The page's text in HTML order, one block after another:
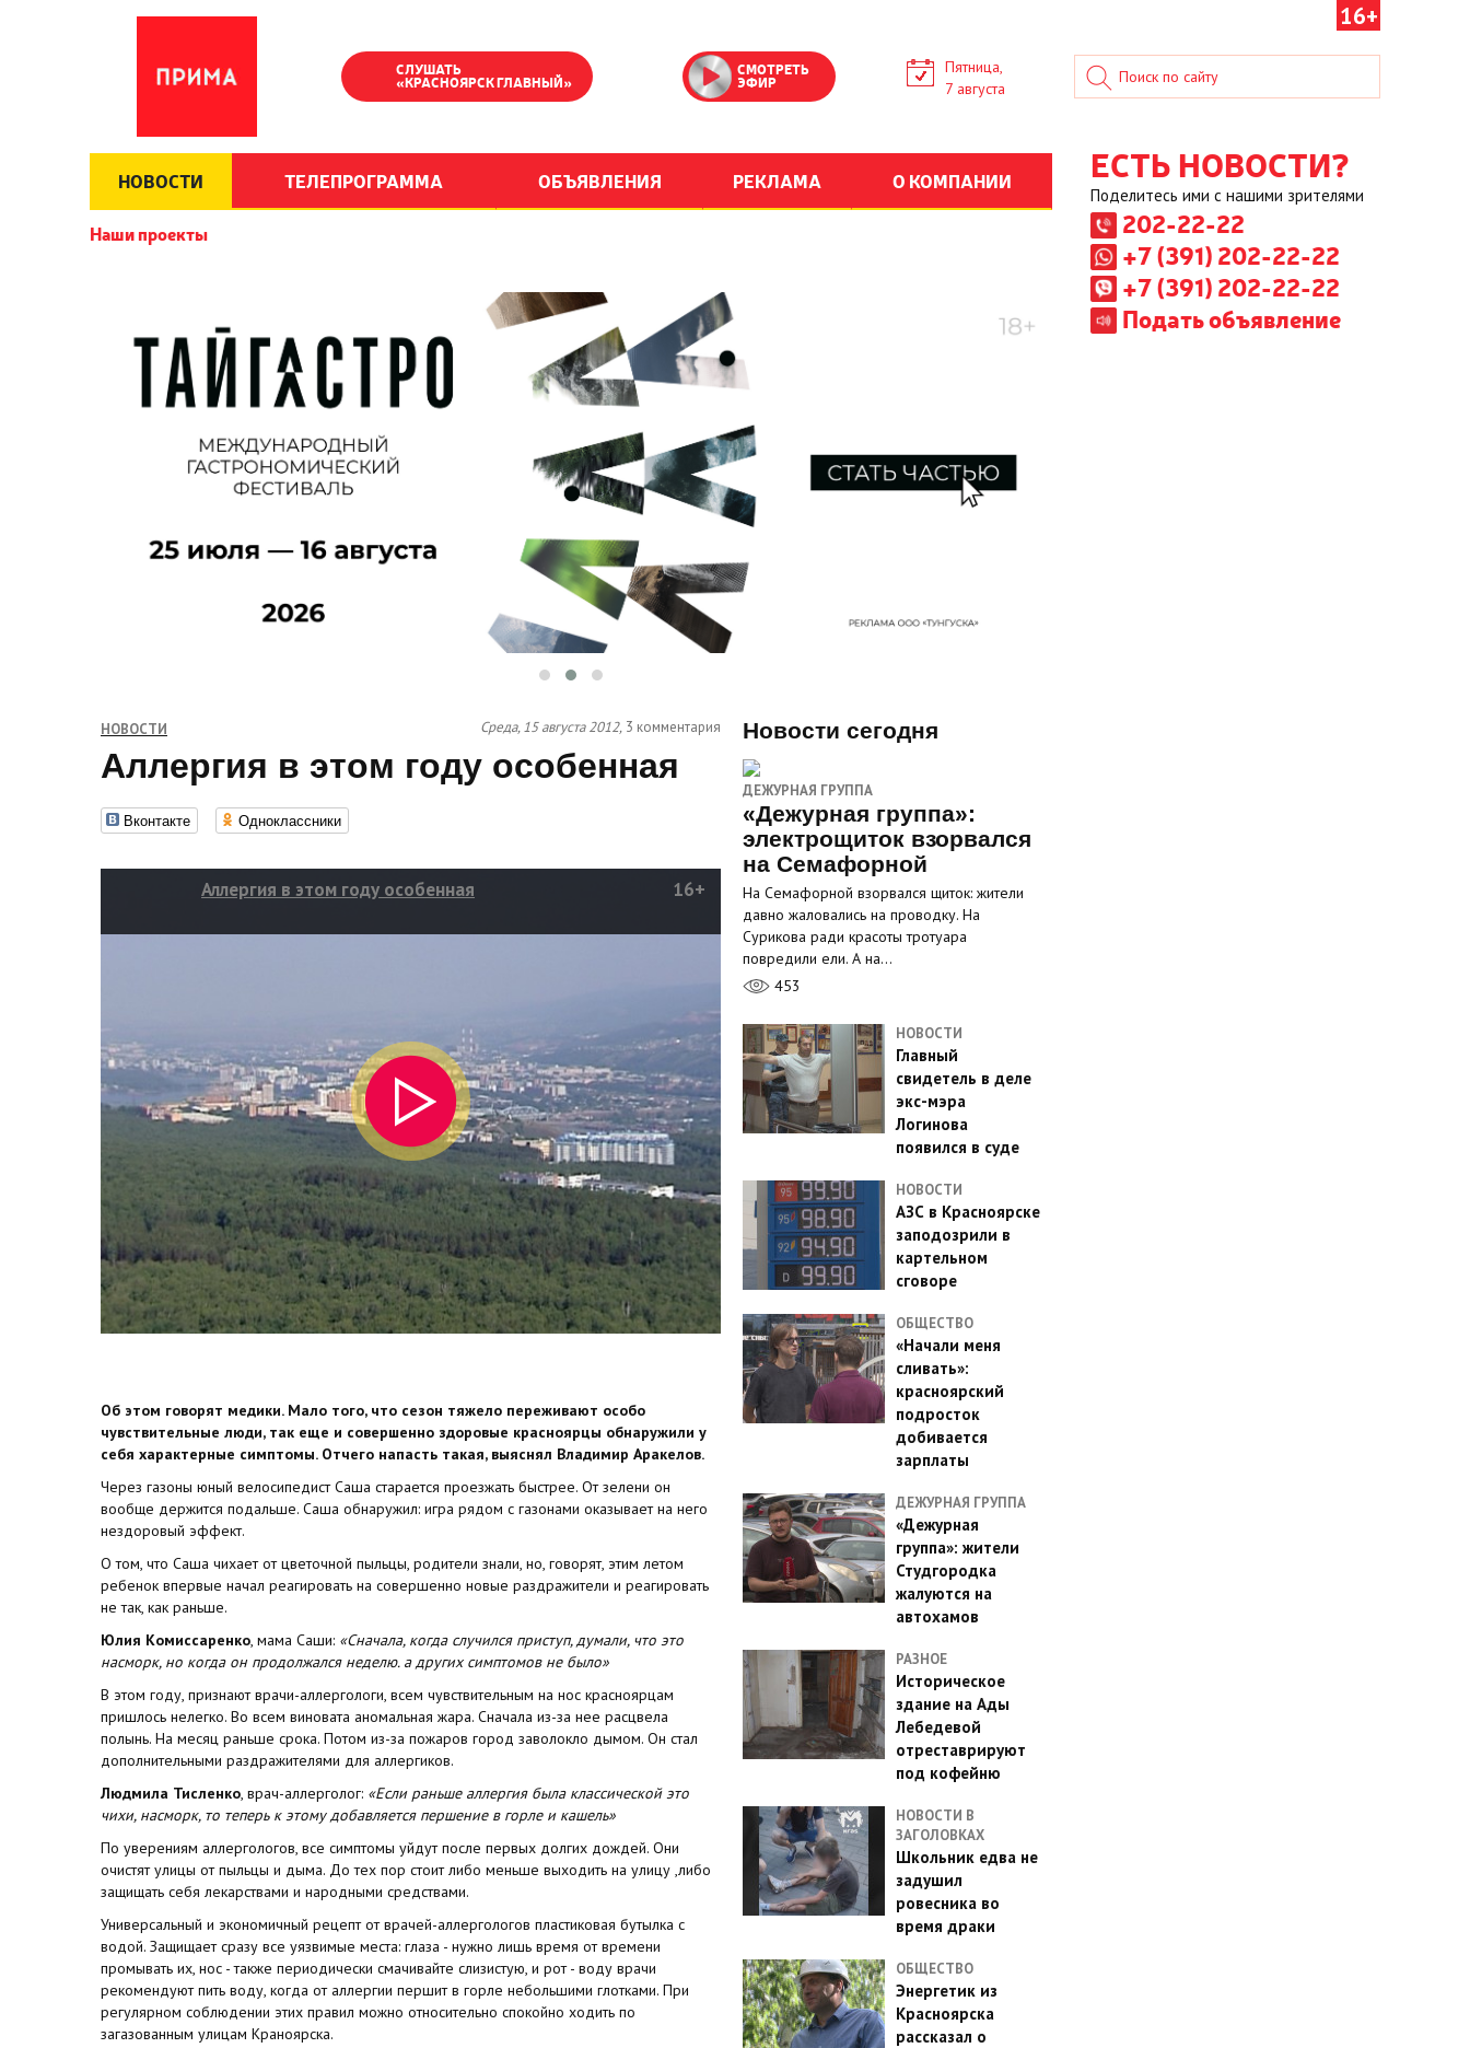
16+
СЛУШАТЬ
«КРАСНОЯРСК ГЛАВНЫЙ»
СМОТРЕТЬ
ЭФИР
Пятница,
7 августа
НОВОСТИ ТЕЛЕПРОГРАММА ОБЪЯВЛЕНИЯ РЕКЛАМА О КОМПАНИИ
Наши проекты
ЕСТЬ НОВОСТИ?
Поделитесь ими с нашими зрителями
202-22-22
+7 (391) 202-22-22
+7 (391) 202-22-22
Подать объявление
НОВОСТИ Среда, 15 августа 2012, 3 комментария
Аллергия в этом году особенная
Вконтакте Одноклассники
Аллергия в этом году особенная 16+
Об этом говорят медики. Мало того, что сезон тяжело переживают особо
чувствительные люди, так еще и совершенно здоровые красноярцы обнаружили у
себя характерные симптомы. Отчего напасть такая, выяснял Владимир Аракелов.
Через газоны юный велосипедист Саша старается проезжать быстрее. От зелени он
вообще держится подальше. Саша обнаружил: игра рядом с газонами оказывает на него
нездоровый эффект.
О том, что Саша чихает от цветочной пыльцы, родители знали, но, говорят, этим летом
ребенок впервые начал реагировать на совершенно новые раздражители и реагировать
не так, как раньше.
Юлия Комиссаренко, мама Саши: «Сначала, когда случился приступ, думали, что это
насморк, но когда он продолжался неделю. а других симптомов не было»
В этом году, признают врачи-аллергологи, всем чувствительным на нос красноярцам
пришлось нелегко. Во всем виновата аномальная жара. Сначала из-за нее расцвела
полынь. На месяц раньше срока. Потом из-за пожаров город заволокло дымом. Он стал
дополнительными раздражителями для аллергиков.
Людмила Тисленко, врач-аллерголог: «Если раньше аллергия была классической это
чихи, насморк, то теперь к этому добавляется першение в горле и кашель»
По уверениям аллергологов, все симптомы уйдут после первых долгих дождей. Они
очистят улицы от пыльцы и дыма. До тех пор стоит либо меньше выходить на улицу ,либо
защищать себя лекарствами и народными средствами.
Универсальный и экономичный рецепт от врачей-аллергологов пластиковая бутылка с
водой. Защищает сразу все уязвимые места: глаза - нужно лишь время от времени
промывать их, нос - также периодически смачивайте слизистую, и рот - воду врачи
рекомендуют пить воду, когда от аллергии першит в горле небольшими глотками. При
регулярном соблюдении этих правил можно относительно спокойно ходить по
загазованным улицам Краноярска.
Новости сегодня
ДЕЖУРНАЯ ГРУППА
«Дежурная группа»:
электрощиток взорвался
на Семафорной
На Семафорной взорвался щиток: жители
давно жаловались на проводку. На
Сурикова ради красоты тротуара
повредили ели. А на…
453
НОВОСТИ
Главный
свидетель в деле
экс-мэра
Логинова
появился в суде
НОВОСТИ
АЗС в Красноярске
заподозрили в
картельном
сговоре
ОБЩЕСТВО
«Начали меня
сливать»:
красноярский
подросток
добивается
зарплаты
ДЕЖУРНАЯ ГРУППА
«Дежурная
группа»: жители
Студгородка
жалуются на
автохамов
РАЗНОЕ
Историческое
здание на Ады
Лебедевой
отреставрируют
под кофейню
НОВОСТИ В
ЗАГОЛОВКАХ
Школьник едва не
задушил
ровесника во
время драки
ОБЩЕСТВО
Энергетик из
Красноярска
рассказал о